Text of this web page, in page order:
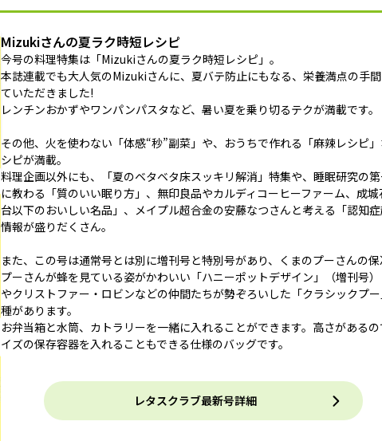
Mizukiさんの夏ラク時短レシピ
今号の料理特集は「Mizukiさんの夏ラク時短レシピ」。
本誌連載でも大人気のMizukiさんに、夏バテ防止にもなる、栄養満点の手
ていただきました!
レンチンおかずやワンパンパスタなど、暑い夏を乗り切るテクが満載です。
その他、火を使わない「体感“秒”副菜」や、おうちで作れる「麻辣レシピ
シピが満載。
料理企画以外にも、「夏のベタベタ床スッキリ解消」特集や、睡眠研究の
に教わる「質のいい眠り方」、無印良品やカルディコーヒーファーム、成
台以下のおいしい名品」、メイプル超合金の安藤なつさんと考える「認知
情報が盛りだくさん。
また、この号は通常号とは別に増刊号と特別号があり、くまのプーさんの
プーさんが蜂を見ている姿がかわいい「ハニーポットデザイン」（増刊号
やクリストファー・ロビンなどの仲間たちが勢ぞろいした「クラシックプ
種があります。
お弁当箱と水筒、カトラリーを一緒に入れることができます。高さがある
イズの保存容器を入れることもできる仕様のバッグです。
レタスクラブ最新号詳細